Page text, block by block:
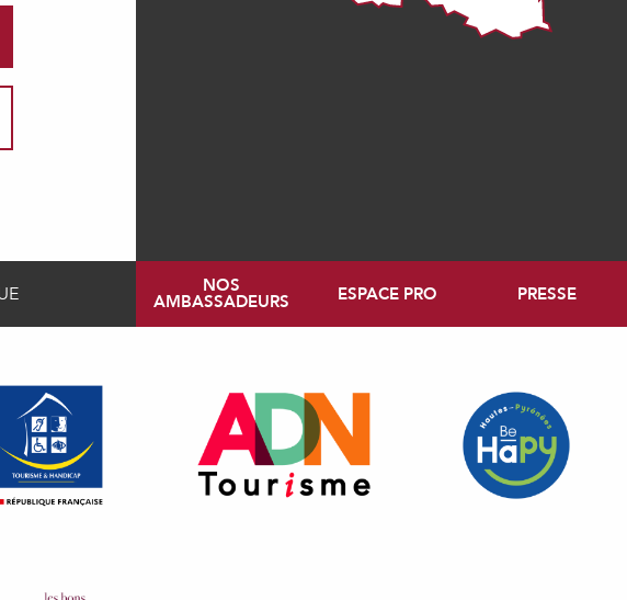
NOS
AMBASSADEURS ESPACE PRO PRESSE